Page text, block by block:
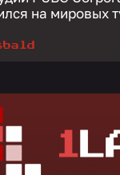
на мировых